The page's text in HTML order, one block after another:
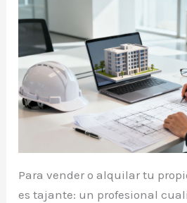
Para vender o alquilar tu
es tajante: un profesional